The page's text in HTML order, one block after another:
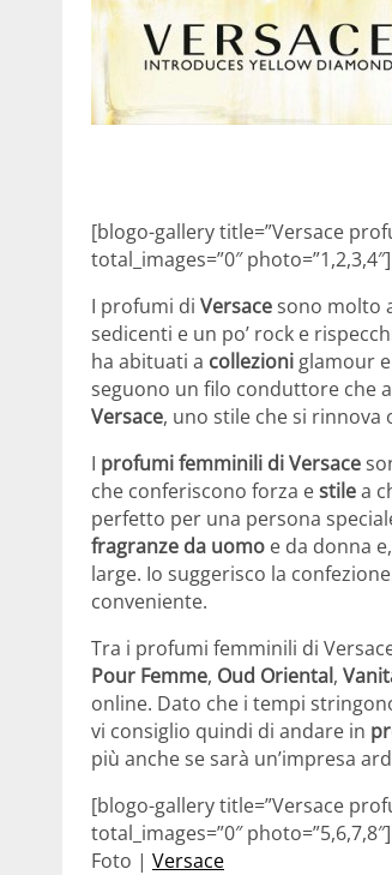
[blogo-gallery title=”Versace
total_images=”0″ photo=”1,2,3,4″]
I profumi di Versacesono molto
sedicenti e un po’ rock e
ha abituati a collezioni glamour
seguono un filo conduttore che
Versace, uno stile che si
I profumi femminili di Versace
che conferiscono forza estilea
perfetto per una persona
fragranze da uomo e da donna
large. Io suggerisco la
conveniente.
Tra i profumi femminili di
Pour Femme, Oud Oriental,
online. Dato che i tempi
vi consiglio quindi di andare in
più anche se sarà un’impresa
[blogo-gallery title=”Versace
total_images=”0″ photo=”5,6,7,8″]
Foto | Versace